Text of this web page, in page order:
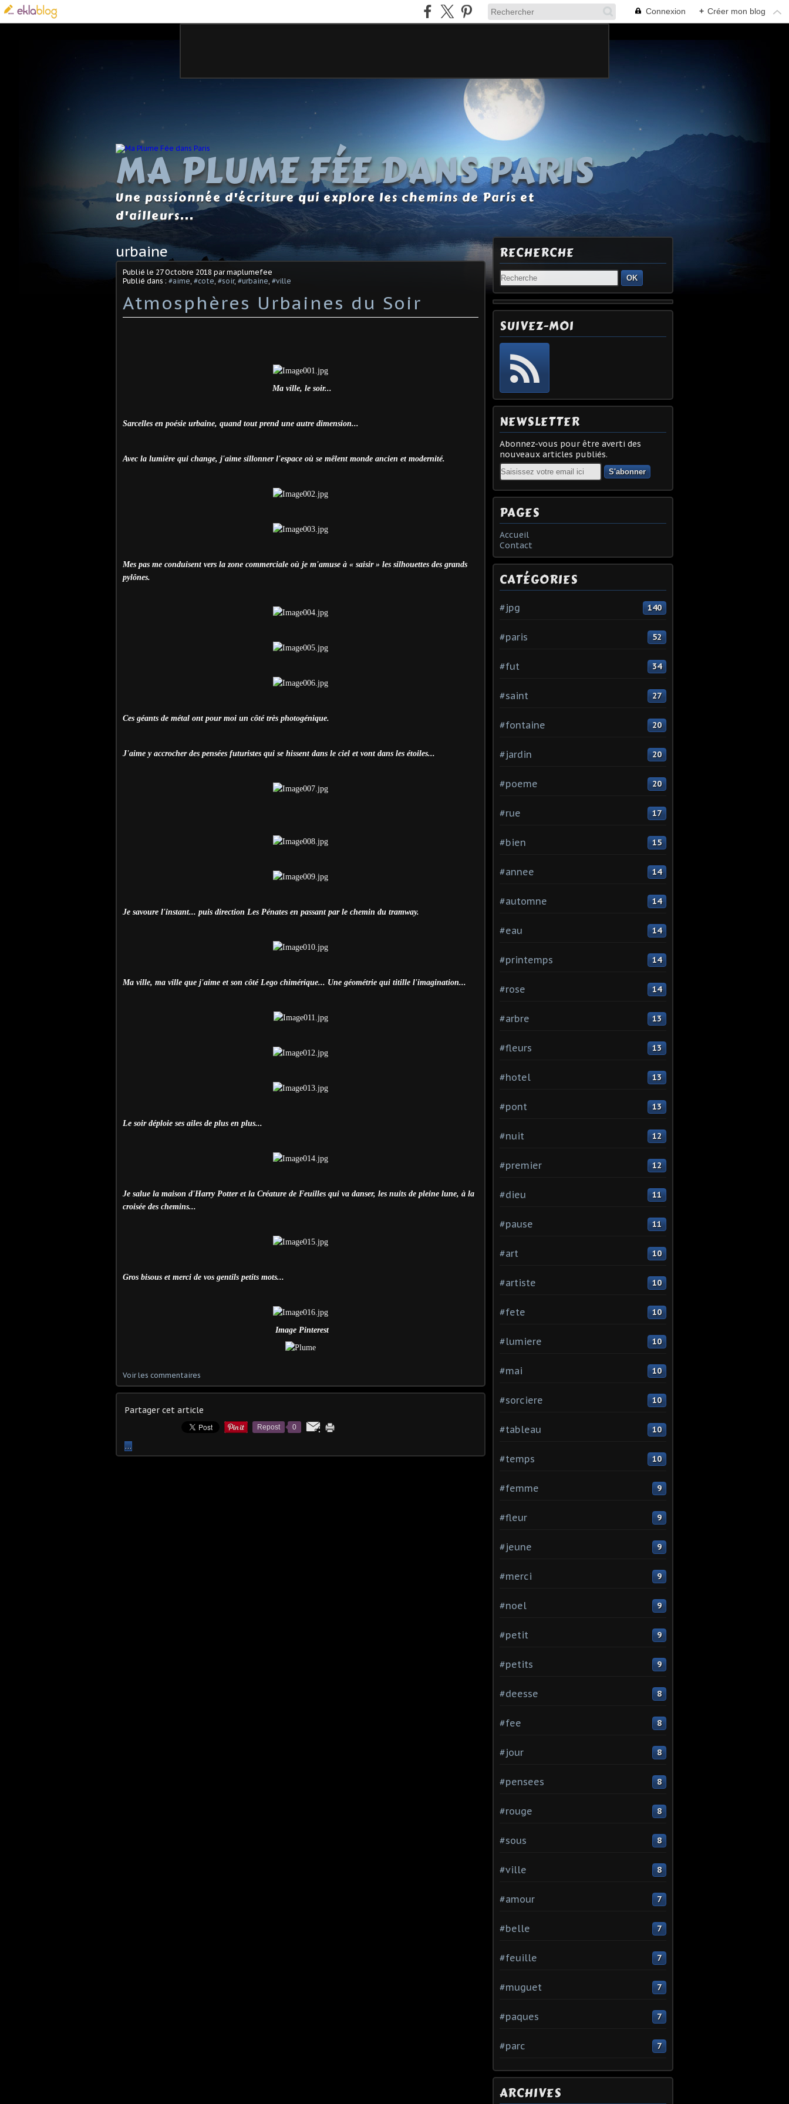
Connexion + Créer mon blog
MA PLUME FÉE DANS PARIS
Une passionnée d'écriture qui explore les chemins de Paris et
d'ailleurs...
urbaine
Publié le 27 Octobre 2018 par maplumefee
Publié dans : #aime #cote #soir, #urbaine #ville
Atmosphères Urbaines du Soir
Ma ville, le soir...
Sarcelles en poésie urbaine, quand tout prend une autre dimension...
Avec la lumière qui change, j'aime sillonner l'espace où se mêlent monde ancien et modernité.
Mes pas me conduisent vers la zone commerciale où je m'amuse à « saisir » les silhouettes des grands
pylônes.
Ces géants de métal ont pour moi un côté très photogénique.
J'aime y accrocher des pensées futuristes qui se hissent dans le ciel et vont dans les étoiles...
Je savoure l'instant... puis direction Les Pénates en passant par le chemin du tramway.
Ma ville, ma ville que j'aime et son côté Lego chimérique... Une géométrie qui titille l'imagination...
Le soir déploie ses ailes de plus en plus...
Je salue la maison d'Harry Potter et la Créature de Feuilles qui va danser, les nuits de pleine lune, à la
croisée des chemins...
Gros bisous et merci de vos gentils petits mots...
Image Pinterest
Voir les commentaires
Partager cet article
Repost 0
…
RECHERCHE
OK
SUIVEZ-MOI
NEWSLETTER
Abonnez-vous pour être averti des
nouveaux articles publiés.
Email
PAGES
Accueil
Contact
CATÉGORIES
#jpg 140
#paris 52
#fut 34
#saint 27
#fontaine 20
#jardin 20
#poeme 20
#rue 17
#bien 15
#annee 14
#automne 14
#eau 14
#printemps 14
#rose 14
#arbre 13
#fleurs 13
#hotel 13
#pont 13
#nuit 12
#premier 12
#dieu 11
#pause 11
#art 10
#artiste 10
#fete 10
#lumiere 10
#mai 10
#sorciere 10
#tableau 10
#temps 10
#femme 9
#fleur 9
#jeune 9
#merci 9
#noel 9
#petit 9
#petits 9
#deesse 8
#fee 8
#jour 8
#pensees 8
#rouge 8
#sous 8
#ville 8
#amour 7
#belle 7
#feuille 7
#muguet 7
#paques 7
#parc 7
ARCHIVES